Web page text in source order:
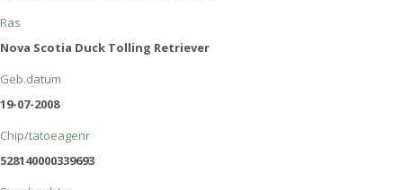
Ras
Nova Scotia Duck Tolling Retriever
Geb.datum
19-07-2008
Chip/tatoeagenr
528140000339693